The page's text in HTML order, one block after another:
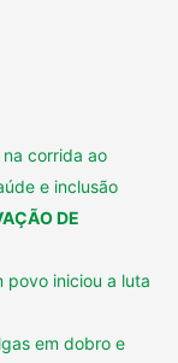
corrida ao
e inclusão
DE
povo iniciou a luta
em dobro e